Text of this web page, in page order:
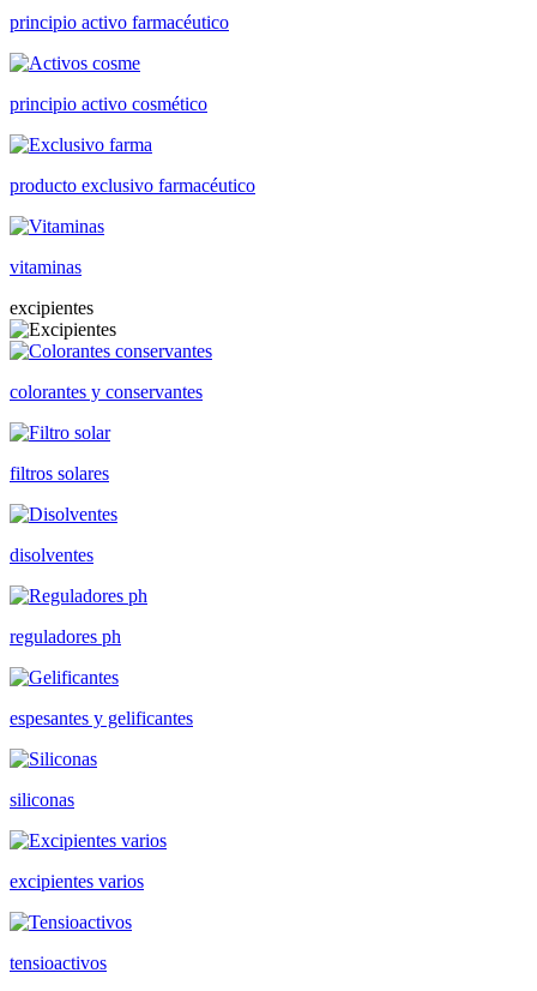
principio activo farmacéutico
principio activo cosmético
producto exclusivo farmacéutico
vitaminas
excipientes
colorantes y conservantes
filtros solares
disolventes
reguladores ph
espesantes y gelificantes
siliconas
excipientes varios
tensioactivos